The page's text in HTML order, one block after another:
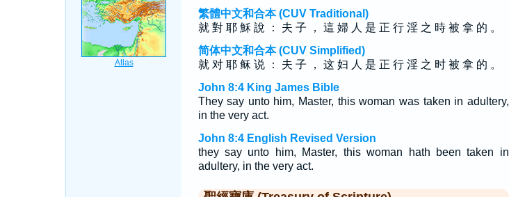
繁體中文和合本 (CUV Traditional)
就 對 耶 穌 說 ： 夫 子 ， 這 婦 人 是 正 行 淫 之 時 被 拿 的 。
简体中文和合本 (CUV Simplified)
就 对 耶 稣 说 ： 夫 子 ， 这 妇 人 是 正 行 淫 之 时 被 拿 的 。
John 8:4 King James Bible
They say unto him, Master, this woman was taken in adultery,
in the very act.
John 8:4 English Revised Version
they say unto him, Master, this woman hath been taken in
adultery, in the very act.